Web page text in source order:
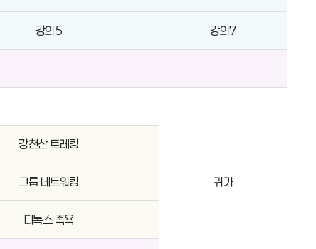
강의5 강의7
귀가
강천산 트레킹
그룹 네트워킹
디톡스 족욕